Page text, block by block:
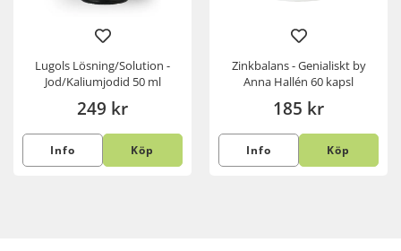
Lugols Lösning/Solution -
Jod/Kaliumjodid 50 ml
249 kr
Info Köp
Zinkbalans - Genialiskt by
Anna Hallén 60 kapsl
185 kr
Info Köp